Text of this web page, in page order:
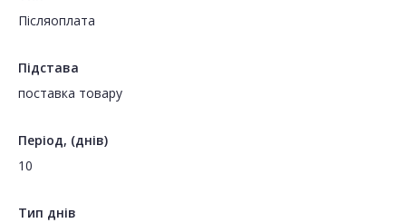
Пiсляоплата
Підстава
поставка товару
Період, (днів)
10
Тип днів